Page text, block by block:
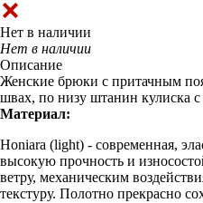
Нет в наличии
Нет в наличии
Описание
Женские брюки с притачным
швах, по низу штанин кулиска
Материал:
Honiara (light) - современная,
высокую прочность и
ветру, механическим
текстуру. Полотно прекрасно